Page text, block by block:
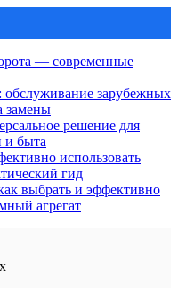
— современные
зарубежных
замены
решение для
быта
использовать
гид
выбрать и эффективно
агрегат